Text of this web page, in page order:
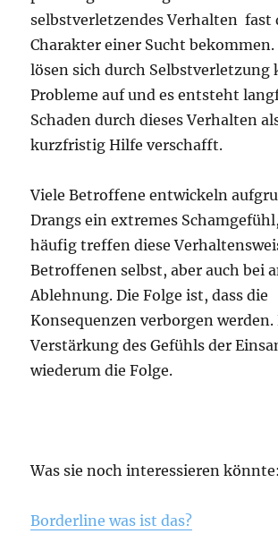
selbstverletzendes Verhalten fast
Charakter einer Sucht
lösen sich durch Selbstverletzung
Probleme auf und es entsteht
Schaden durch dieses Verhalten
kurzfristig Hilfe verschafft.
Viele Betroffene entwickeln
Drangs ein extremes
häufig treffen diese
Betroffenen selbst, aber auch bei
Ablehnung. Die Folge ist, dass die
Konsequenzen verborgen werden.
Verstärkung des Gefühls der
wiederum die Folge.
Was sie noch interessieren könnte:
Borderline was ist das?